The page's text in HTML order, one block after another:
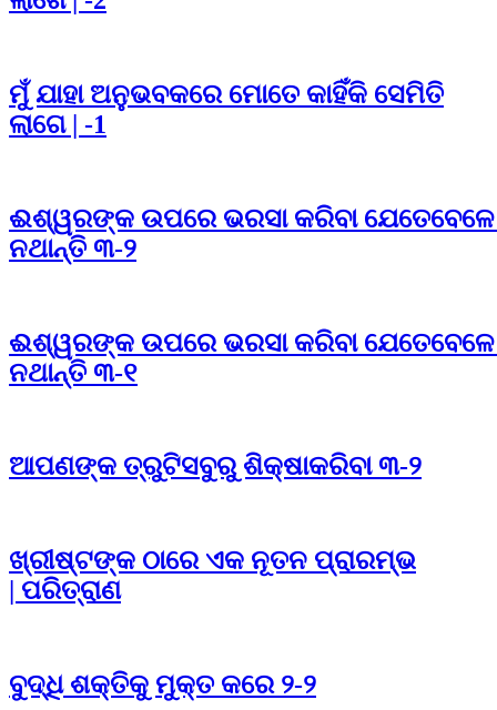
ମୁଁ ଯାହା ଅନୁଭବକରେ ମୋତେ କାହିଁକି ସେମିତି
ଲାଗେ | -1
ଈଶ୍ୱରଙ୍କ ଉପରେ ଭରସା କରିବା
ନଥାନ୍ତି ୩-୨
ଈଶ୍ୱରଙ୍କ ଉପରେ ଭରସା କରିବା
ନଥାନ୍ତି ୩-୧
ଆପଣଙ୍କ ତ୍ରୁଟିସବୁରୁ ଶିକ୍ଷାକରିବା ୩-୨
ଖ୍ରୀଷ୍ଟଙ୍କ ଠାରେ ଏକ ନୂତନ ପ୍ରାରମ୍ଭ
| ପରିତ୍ରାଣ
ବୁଦ୍ଧି ଶକ୍ତିକୁ ମୁକ୍ତ କରେ ୨-୨